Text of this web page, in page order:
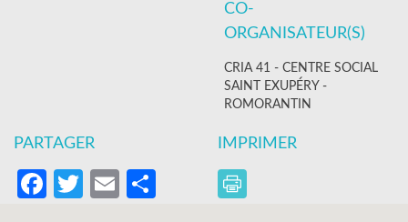
CO-
ORGANISATEUR(S)
CRIA 41 - CENTRE SOCIAL
SAINT EXUPÉRY -
ROMORANTIN
PARTAGER
Facebook
Twitter
EmailPartager
IMPRIMER